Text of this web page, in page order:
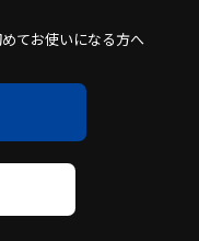
てお使いになる方へ